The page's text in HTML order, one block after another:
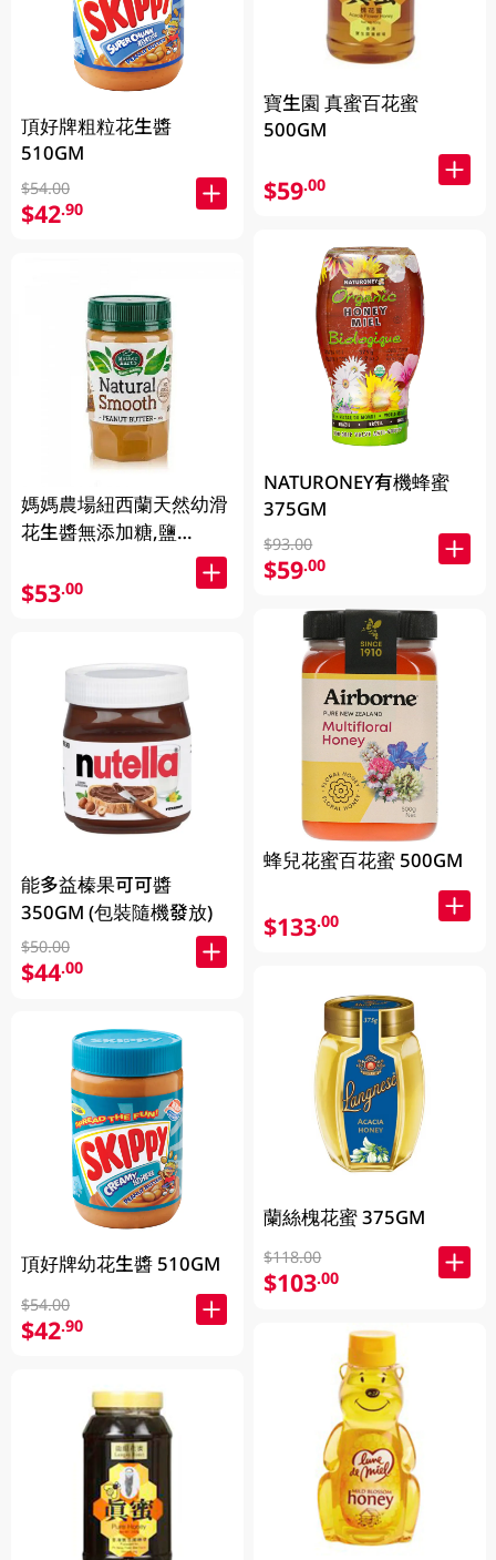
頂好牌粗粒花生醬
510GM
$54.00
$42.90
媽媽農場紐西蘭天然幼滑
花生醬無添加糖,鹽
$53.00
能多益榛果可可醬
350GM (包裝隨機發放)
$50.00
$44.00
頂好牌幼花生醬 510GM
$54.00
$42.90
寶生園 真蜜百花蜜
500GM
$59.00
NATURONEY有機蜂蜜
375GM
$93.00
$59.00
蜂兒花蜜百花蜜 500GM
$133.00
蘭絲槐花蜜 375GM
$118.00
$103.00